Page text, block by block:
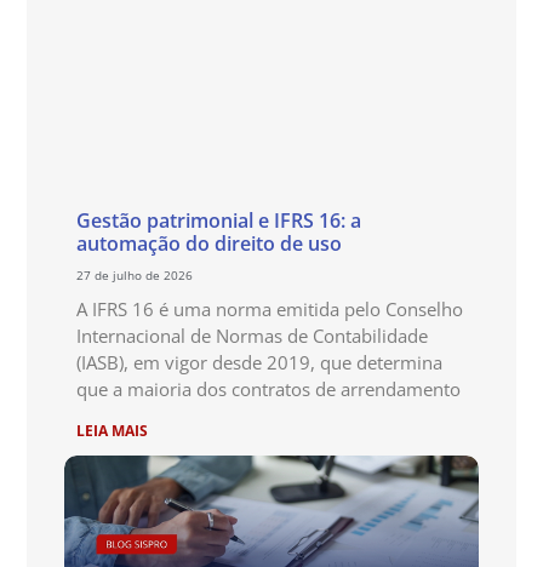
Gestão patrimonial e IFRS 16: a
automação do direito de uso
27 de julho de 2026
A IFRS 16 é uma norma emitida pelo Conselho
Internacional de Normas de Contabilidade
(IASB), em vigor desde 2019, que determina
que a maioria dos contratos de arrendamento
LEIA MAIS